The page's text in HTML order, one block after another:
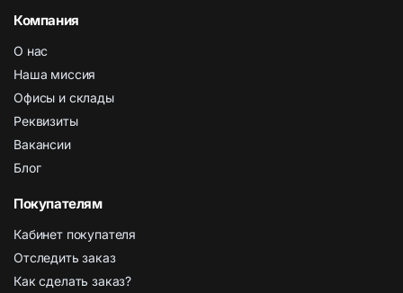
Компания
О нас
Наша миссия
Офисы и склады
Реквизиты
Вакансии
Блог
Покупателям
Кабинет покупателя
Отследить заказ
Как сделать заказ?